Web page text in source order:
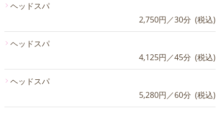
ヘッドスパ
2,750円／30分 (税込)
ヘッドスパ
4,125円／45分 (税込)
ヘッドスパ
5,280円／60分 (税込)